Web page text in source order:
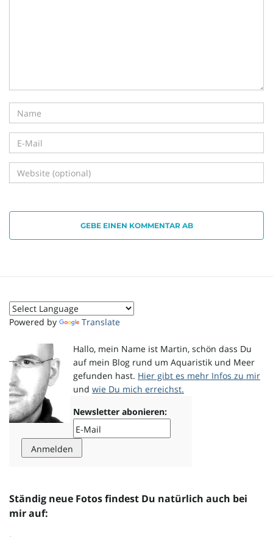
a
t
i
GEBE EINEN KOMMENTAR AB
Powered by Translate
Hallo, mein Name ist Martin, schön dass Du
auf mein Blog rund um Aquaristik und Meer
gefunden hast. Hier gibt es mehr Infos zu mir
und wie Du mich erreichst.
Newsletter abonieren:
Ständig neue Fotos findest Du natürlich auch bei
mir auf: